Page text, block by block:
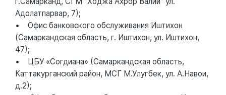
Адолатпарвар, 7);
• Офис банковского обслуживания Иштихон
(Самаркандская область, г. Иштихон, ул. Иштихон,
47);
• ЦБУ «Согдиана» (Самаркандская область,
Каттакурганский район, МСГ М.Улугбек, ул. А.Навои,
д.2);